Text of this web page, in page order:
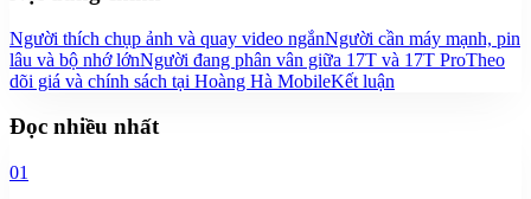
Người thích chụp ảnh và quay video ngắnNgười cần máy mạnh, pin
lâu và bộ nhớ lớnNgười đang phân vân giữa 17T và 17T ProTheo
dõi giá và chính sách tại Hoàng Hà MobileKết luận
Đọc nhiều nhất
01